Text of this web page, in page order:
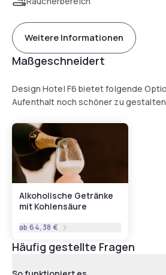
Weitere Informationen
Maßgeschneidert
Design Hotel F6 bietet folgende
Aufenthalt noch schöner zu gestalten
Alkoholische Getränke
mit Kohlensäure
ab64,38 €
Häufig gestellte Fragen